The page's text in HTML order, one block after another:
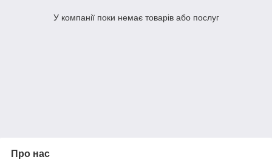
У компанії поки немає товарів або послуг
Про нас